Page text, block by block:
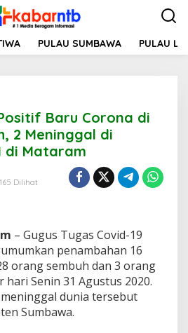
PULAU SUMBAWA PULAU
Baru Corona di
2 Meninggal di
di Mataram
165 Dilihat
– Gugus Tugas Covid-19
penambahan 16
orang sembuh dan 3 orang
Senin 31 Agustus 2020.
dunia tersebut
Sumbawa.